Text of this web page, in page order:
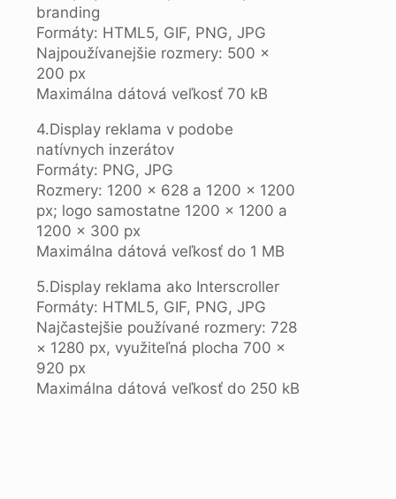
branding
Formáty: HTML5, GIF, PNG, JPG
Najpoužívanejšie rozmery: 500 ×
200 px
Maximálna dátová veľkosť 70 kB
4.Display reklama v podobe
natívnych inzerátov
Formáty: PNG, JPG
Rozmery: 1200 × 628 a 1200 × 1200
px; logo samostatne 1200 × 1200 a
1200 × 300 px
Maximálna dátová veľkosť do 1 MB
5.Display reklama ako Interscroller
Formáty: HTML5, GIF, PNG, JPG
Najčastejšie používané rozmery: 728
× 1280 px, využiteľná plocha 700 ×
920 px
Maximálna dátová veľkosť do 250 kB